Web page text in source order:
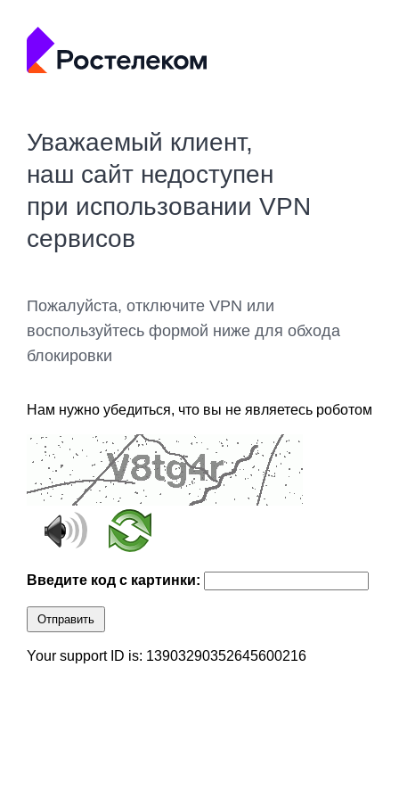
Уважаемый клиент,
наш сайт недоступен
при использовании VPN
сервисов
Пожалуйста, отключите VPN или
воспользуйтесь формой ниже для обхода
блокировки
Нам нужно убедиться, что вы не являетесь роботом
Введите код с картинки:
Отправить
Your support ID is: 13903290352645600216